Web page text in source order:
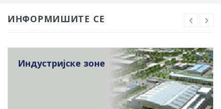
ИНФОРМИШИТЕ СЕ
Индустријске зоне